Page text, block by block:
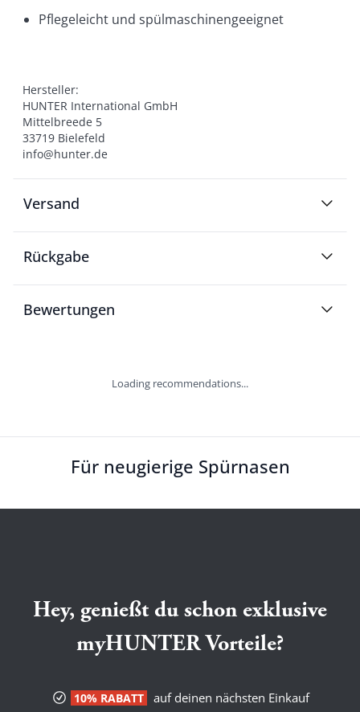
Pflegeleicht und spülmaschinengeeignet
Hersteller:
HUNTER International GmbH
Mittelbreede 5
33719 Bielefeld
info@hunter.de
Versand
Rückgabe
Bewertungen
Loading recommendations...
Für neugierige Spürnasen
Hey, genießt du schon exklusive
myHUNTER Vorteile?
10% RABATT
auf deinen nächsten Einkauf